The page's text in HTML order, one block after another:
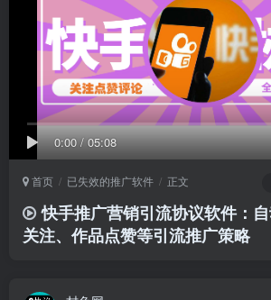
0:00/05:08
首页 已失效的推广软件 正文
快手推广营销引流协议软件：
关注、作品点赞等引流推广策略